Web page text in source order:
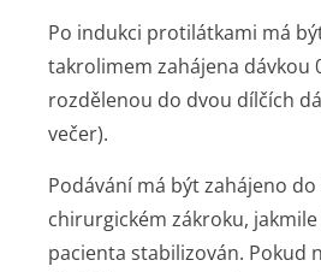
Po indukci protilátkami má
takrolimem zahájena dávkou
rozdělenou do dvou dílčích
večer).
Podávání má být zahájeno
chirurgickém zákroku,
pacienta stabilizován. Pokud